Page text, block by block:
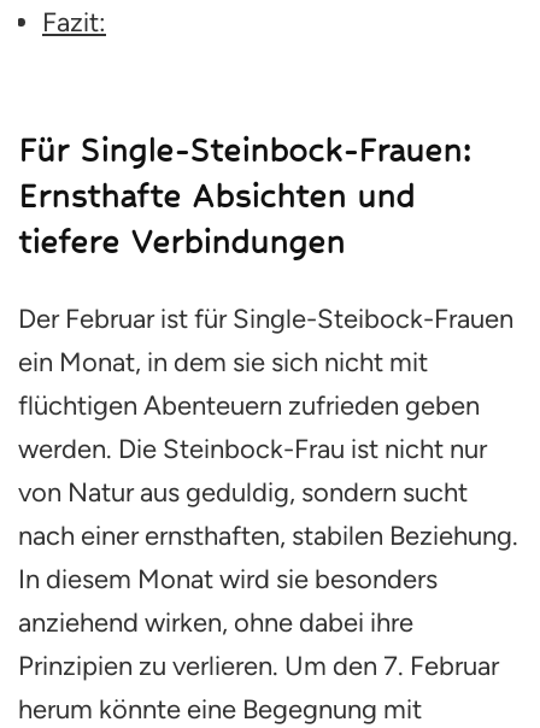
Fazit:
Für Single-Steinbock-Frauen:
Ernsthafte Absichten und
tiefere Verbindungen
Der Februar ist für Single-Steibock-Frauen
ein Monat, in dem sie sich nicht mit
flüchtigen Abenteuern zufrieden geben
werden. Die Steinbock-Frau ist nicht nur
von Natur aus geduldig, sondern sucht
nach einer ernsthaften, stabilen Beziehung.
In diesem Monat wird sie besonders
anziehend wirken, ohne dabei ihre
Prinzipien zu verlieren. Um den 7. Februar
herum könnte eine Begegnung mit